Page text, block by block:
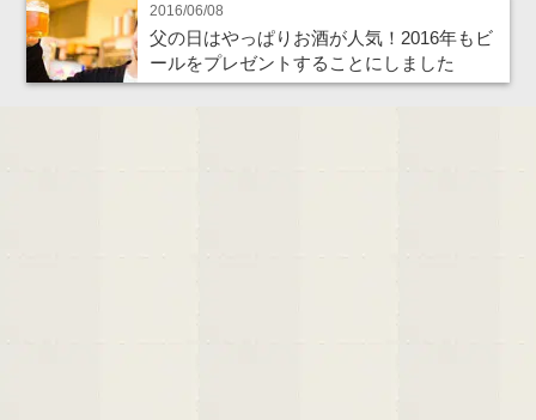
2016/06/08
父の日はやっぱりお酒が人気！2016年もビ
ールをプレゼントすることにしました